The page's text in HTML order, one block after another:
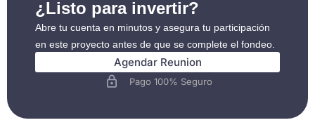
¿Listo para invertir?
Abre tu cuenta en minutos y asegura tu participación
en este proyecto antes de que se complete el fondeo.
Agendar Reunion
Pago 100% Seguro